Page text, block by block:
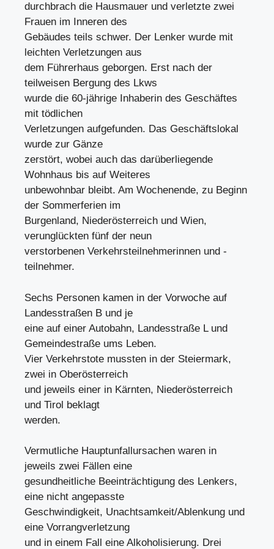
durchbrach die Hausmauer und verletzte zwei
Frauen im Inneren des
Gebäudes teils schwer. Der Lenker wurde mit
leichten Verletzungen aus
dem Führerhaus geborgen. Erst nach der
teilweisen Bergung des Lkws
wurde die 60-jährige Inhaberin des Geschäftes
mit tödlichen
Verletzungen aufgefunden. Das Geschäftslokal
wurde zur Gänze
zerstört, wobei auch das darüberliegende
Wohnhaus bis auf Weiteres
unbewohnbar bleibt. Am Wochenende, zu Beginn
der Sommerferien im
Burgenland, Niederösterreich und Wien,
verunglückten fünf der neun
verstorbenen Verkehrsteilnehmerinnen und -
teilnehmer.
Sechs Personen kamen in der Vorwoche auf
Landesstraßen B und je
eine auf einer Autobahn, Landesstraße L und
Gemeindestraße ums Leben.
Vier Verkehrstote mussten in der Steiermark,
zwei in Oberösterreich
und jeweils einer in Kärnten, Niederösterreich
und Tirol beklagt
werden.
Vermutliche Hauptunfallursachen waren in
jeweils zwei Fällen eine
gesundheitliche Beeinträchtigung des Lenkers,
eine nicht angepasste
Geschwindigkeit, Unachtsamkeit/Ablenkung und
eine Vorrangverletzung
und in einem Fall eine Alkoholisierung. Drei